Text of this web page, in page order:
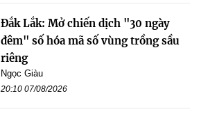
Đắk Lắk: Mở chiến dịch "30 ngày
đêm" số hóa mã số vùng trồng sầu
riêng
Ngọc Giàu
20:10 07/08/2026